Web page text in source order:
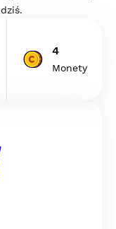
4
Monety